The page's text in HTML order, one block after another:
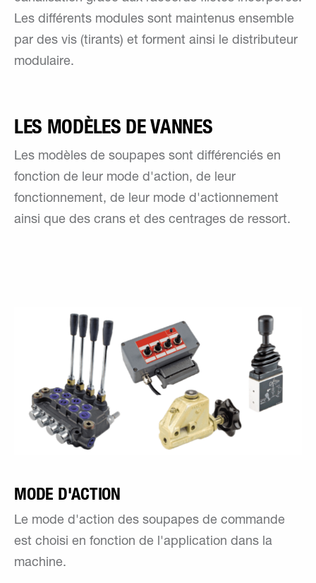
Les différents modules sont maintenus ensemble
par des vis (tirants) et forment ainsi le distributeur
modulaire.
LES MODÈLES DE VANNES
Les modèles de soupapes sont différenciés en
fonction de leur mode d'action, de leur
fonctionnement, de leur mode d'actionnement
ainsi que des crans et des centrages de ressort.
MODE D'ACTION
Le mode d'action des soupapes de commande
est choisi en fonction de l'application dans la
machine.